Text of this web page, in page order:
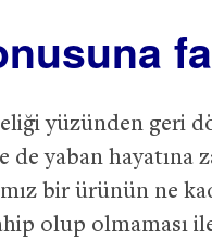
yüzünden geri
de yaban
bir ürünün ne
olup olmaması